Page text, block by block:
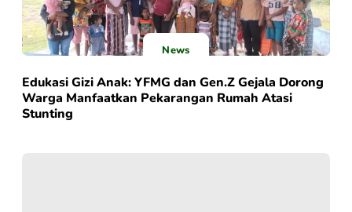
News
Edukasi Gizi Anak: YFMG dan Gen.Z Gejala Dorong
Warga Manfaatkan Pekarangan Rumah Atasi
Stunting